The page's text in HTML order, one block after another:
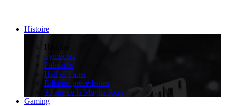
Histoire
Histoire
Symboles
Palmarès
Hall of Fame
Éditions précédentes
90 ans de la Maglia Rosa
Gaming